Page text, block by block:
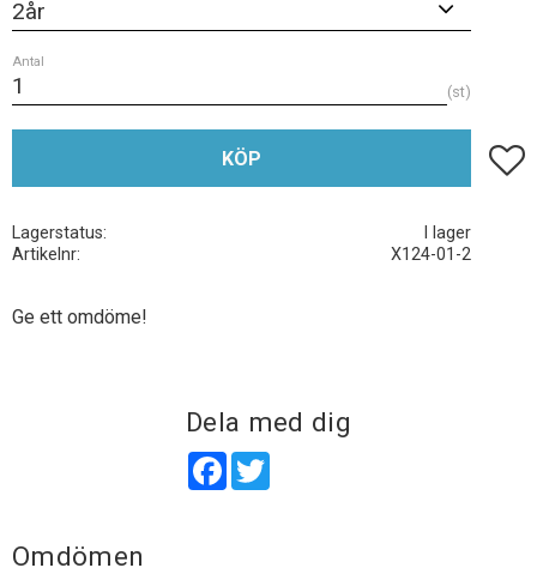
Antal
st
KÖP Lägg
Lagerstatus
I lager
Artikelnr
X124-01-2
Ge ett omdöme!
Dela med dig
Facebook
Omdömen